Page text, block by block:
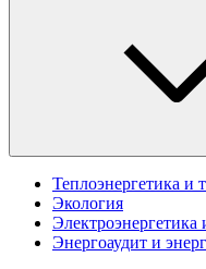
Теплоэнергетика и
Экология
Электроэнергетика
Энергоаудит и